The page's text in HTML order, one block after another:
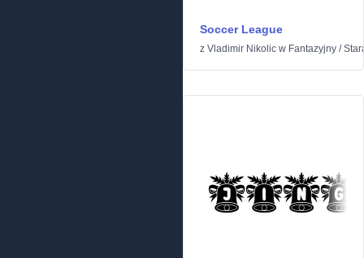
Soccer League
z Vladimir Nikolic w Fantazyjny /